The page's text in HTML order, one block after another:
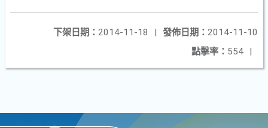
發佈日期： 2014-11-10
下架日期： 2014-11-18
|
點擊率： 554 |